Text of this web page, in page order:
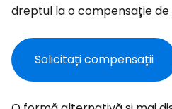
dreptul la o compensație de
Solicitați compensații